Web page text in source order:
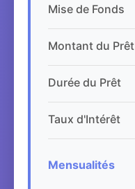
Mise de Fonds
Montant du Prêt
Durée du Prêt
Taux d'Intérêt
Mensualités